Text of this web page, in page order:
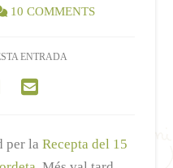
10 COMMENTS
ENTRADA
per laRecepta del 15